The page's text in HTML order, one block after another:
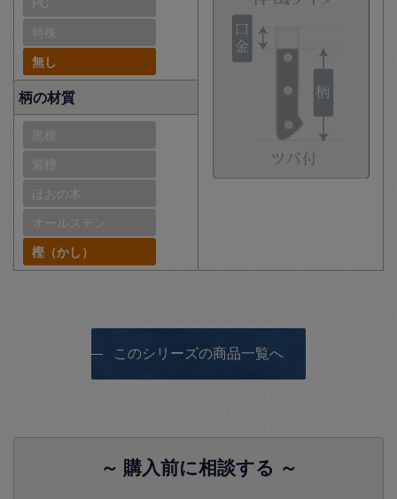
特殊
無し
柄の材質
黒檀
紫檀
ほおの木
オールステン
樫（かし）
このシリーズの商品一覧へ
～ 購入前に相談する ～